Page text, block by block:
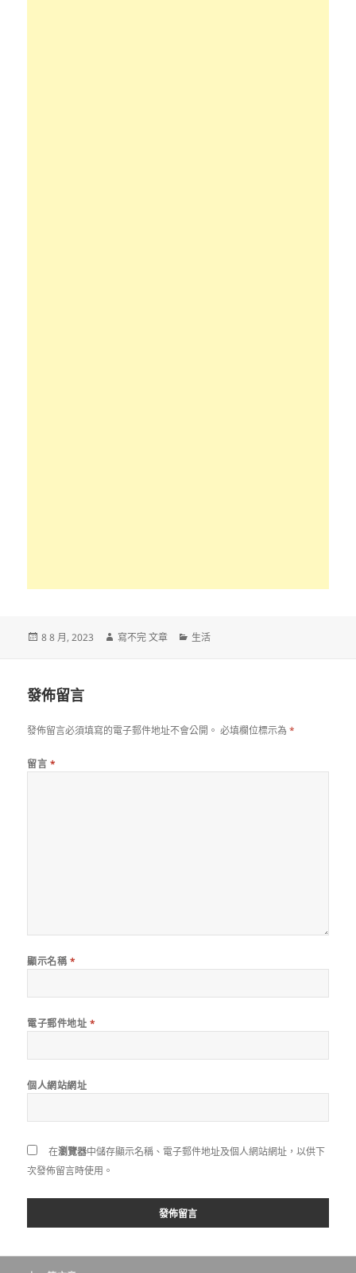
發
8 8 月, 2023
作
寫不完 文章
分
生活
發佈留言
發佈留言必須填寫的電子郵件地址不會公開。 必填欄位標示為*
留言 *
顯示名稱 *
電子郵件地址 *
個人網站網址
在瀏覽器中儲存顯示名稱、電子郵件地址及個人網站網址，以供下
次發佈留言時使用。